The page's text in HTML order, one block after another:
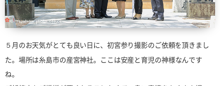
５月のお天気がとても良い日に、初宮参り撮影のご依頼を頂きまし
た。 場所は糸島市の産宮神社。ここは安産と育児の神様なんです
ね。